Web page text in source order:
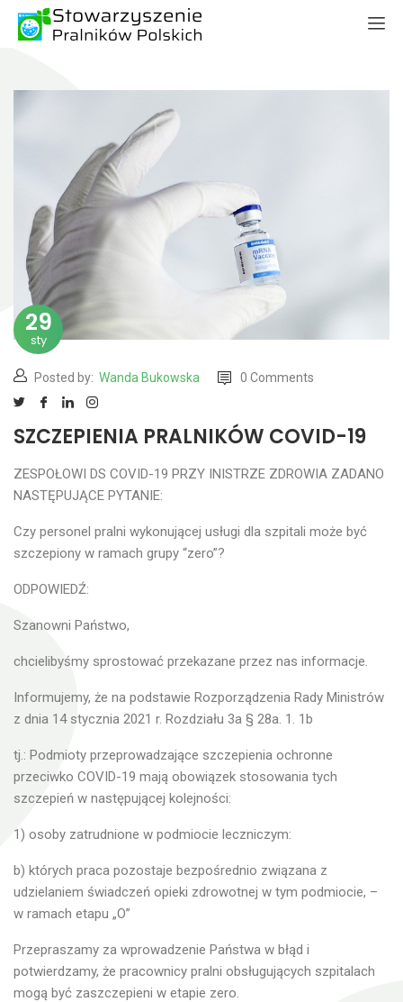
29
sty
Posted by: Wanda Bukowska 0 Comments
SZCZEPIENIA PRALNIKÓW COVID-19
ZESPOŁOWI DS COVID-19 PRZY INISTRZE ZDROWIA ZADANO
NASTĘPUJĄCE PYTANIE:
Czy personel pralni wykonującej usługi dla szpitali może być
szczepiony w ramach grupy “zero”?
ODPOWIEDŹ:
Szanowni Państwo,
chcielibyśmy sprostować przekazane przez nas informacje.
Informujemy, że na podstawie Rozporządzenia Rady Ministrów
z dnia 14 stycznia 2021 r. Rozdziału 3a § 28a. 1. 1b
tj.: Podmioty przeprowadzające szczepienia ochronne
przeciwko COVID-19 mają obowiązek stosowania tych
szczepień w następującej kolejności:
1) osoby zatrudnione w podmiocie leczniczym:
b) których praca pozostaje bezpośrednio związana z
udzielaniem świadczeń opieki zdrowotnej w tym podmiocie, –
w ramach etapu „O”
Przepraszamy za wprowadzenie Państwa w błąd i
potwierdzamy, że pracownicy pralni obsługujących szpitalach
mogą być zaszczepieni w etapie zero.